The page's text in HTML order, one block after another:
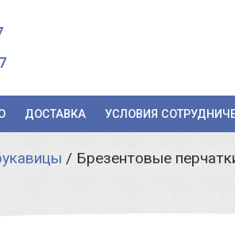
ДОСТАВКА УСЛОВИЯ
/ Брезентовые